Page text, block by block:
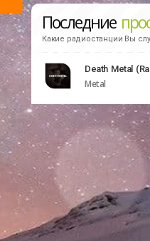
Последние
Какие радиостанции Вы
Death Metal
Metal